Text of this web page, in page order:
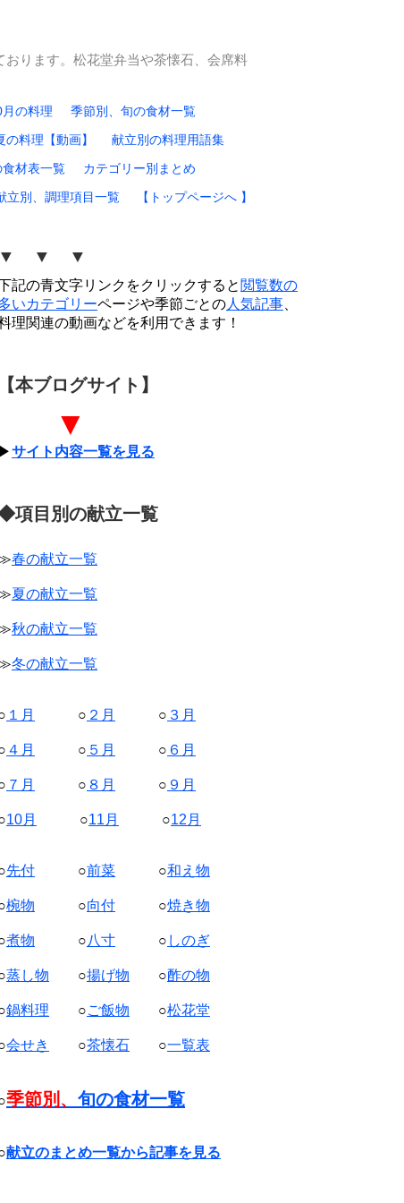
おります。松花堂弁当や茶懐石、会席料
月の料理
季節別、旬の食材一覧
の料理【動画】
献立別の料理用語集
材表一覧
カテゴリー別まとめ
立別、調理項目一覧 【トップページへ 】
▼ ▼ ▼
記の青文字リンクをクリックすると 閲覧数の
いカテゴリーページや季節ごとの人気記事
理関連の動画などを利用できます！
【本ブログサイト】
▼
▶サイト内容一覧を見る
項目別の献立一覧
春の献立一覧
夏の献立一覧
秋の献立一覧
冬の献立一覧
１月 ○ ２月 ○ ３月
４月 ○ ５月 ○ ６月
７月 ○ ８月 ○ ９月
10月 ○11月 ○12月
先付 ○前菜 ○和え物
椀物 ○向付 ○焼き物
煮物 ○八寸 ○ しのぎ
蒸し物 ○揚げ物 ○酢の物
鍋料理 ○ご飯物 ○松花堂
会せき ○茶懐石 ○一覧表
季節別、 旬の食材一覧
献立のまとめ一覧から記事を見る